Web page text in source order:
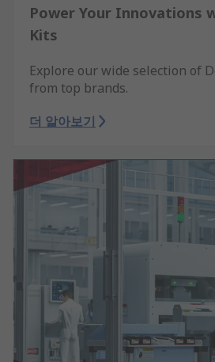
Power Your Innovations
Kits
Explore our wide selection of
from top brands.
더 알아보기